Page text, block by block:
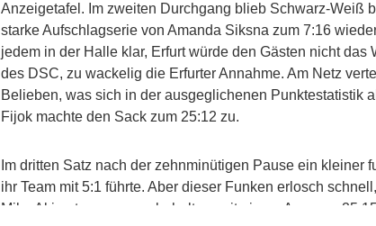
Anzeigetafel. Im zweiten Durchgang blieb Schwarz-Weiß
starke Aufschlagserie von Amanda Siksna zum 7:16
jedem in der Halle klar, Erfurt würde den Gästen nicht
des DSC, zu wackelig die Erfurter Annahme. Am Netz
Belieben, was sich in der ausgeglichenen Punktestatistik
Fijok machte den Sack zum 25:12 zu.
Im dritten Satz nach der zehnminütigen Pause ein kleiner
ihr Team mit 5:1 führte. Aber dieser Funken erlosch
Miku Akimoto war es vorbehalten, mit einem Ass zum